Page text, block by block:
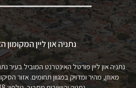
נתניה און ליין המקומון
נתניה און ליין פורטל האינטרנט המוביל בעיר
מאוזן, מהיר ומדויק במגוון תחומים. אזור